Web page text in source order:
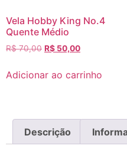
Vela Hobby King No.4
Quente Médio
R$70,00 R$ 50,00
Adicionar ao carrinho
Descrição